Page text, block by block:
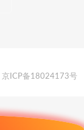
京ICP备18024173号